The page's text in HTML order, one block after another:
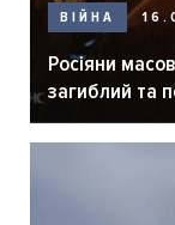
ВІЙНА
Росіяни
загиблий та